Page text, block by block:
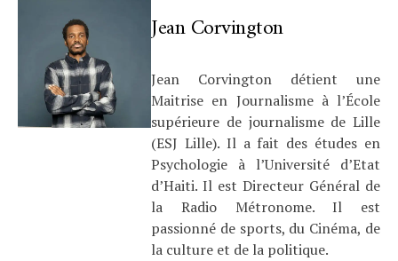
Jean Corvington
Jean Corvington détient une
Maitrise en Journalisme à l’École
supérieure de journalisme de Lille
(ESJ Lille). Il a fait des études en
Psychologie à l’Université d’Etat
d’Haiti. Il est Directeur Général de
la Radio Métronome. Il est
passionné de sports, du Cinéma, de
la culture et de la politique.